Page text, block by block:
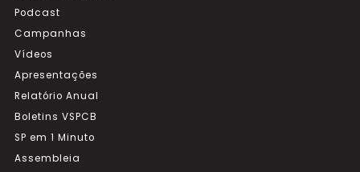
Podcast
Campanhas
Vídeos
Apresentações
Relatório Anual
Boletins VSPCB
SP em 1 Minuto
Assembleia